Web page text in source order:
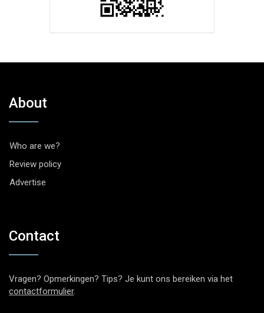
About
Who are we?
Review policy
Advertise
Contact
Vragen? Opmerkingen? Tips? Je kunt ons bereiken via het
contactformulier.